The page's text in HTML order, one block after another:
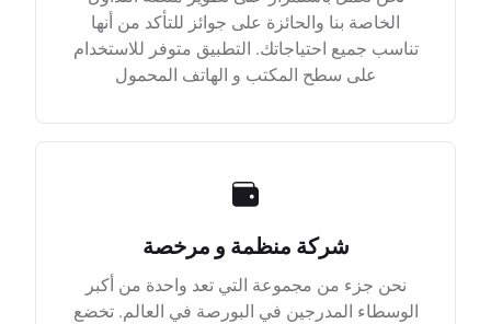
الخاصة بنا والحائزة على جوائز للتأكد من أنها
تناسب جميع احتياجاتك. التطبيق متوفر للاستخدام
على سطح المكتب و الهاتف المحمول
شركة منظمة و مرخصة
نحن جزء من مجموعة التي تعد واحدة من أكبر
الوسطاء المدرجين في البورصة في العالم. تخضع